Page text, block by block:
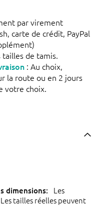
par virement
carte de crédit, PayPal
tailles de tamis.
: Au choix,
la route ou en 2 jours
votre choix.
Les
tailles réelles peuvent